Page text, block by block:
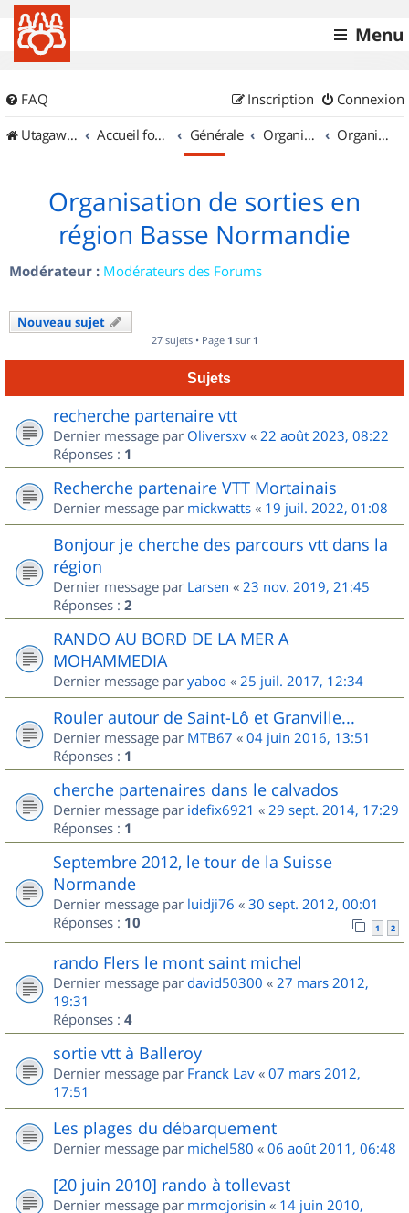
Menu
FAQ Connexion
Inscription
UtagawaVTT (Randos VTT et VTTAE avec traces GPS)
Accueil forum Générale Organisation de sorties & Recherche de partenaires Organisation de sorties en région Basse Normandie
Organisation de sorties en
région Basse Normandie
Modérateur : Modérateurs des Forums
Nouveau sujet
27 sujets • Page 1 sur 1
Sujets
recherche partenaire vtt
Dernier message par Oliversxv « 22 août 2023, 08:22
Réponses : 1
Recherche partenaire VTT Mortainais
Dernier message par mickwatts « 19 juil. 2022, 01:08
Bonjour je cherche des parcours vtt dans la
région
Dernier message par Larsen « 23 nov. 2019, 21:45
Réponses : 2
RANDO AU BORD DE LA MER A
MOHAMMEDIA
Dernier message par yaboo « 25 juil. 2017, 12:34
Rouler autour de Saint-Lô et Granville...
Dernier message par MTB67 « 04 juin 2016, 13:51
Réponses : 1
cherche partenaires dans le calvados
Dernier message par idefix6921 « 29 sept. 2014, 17:29
Réponses : 1
Septembre 2012, le tour de la Suisse
Normande
Dernier message par luidji76 « 30 sept. 2012, 00:01
Réponses : 10 1 2
rando Flers le mont saint michel
Dernier message par david50300 « 27 mars 2012,
19:31
Réponses : 4
sortie vtt à Balleroy
Dernier message par Franck Lav « 07 mars 2012,
17:51
Les plages du débarquement
Dernier message par michel580 « 06 août 2011, 06:48
[20 juin 2010] rando à tollevast
Dernier message par mrmojorisin « 14 juin 2010,